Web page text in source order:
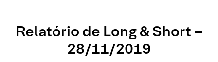
Relatório de Long & Short –
28/11/2019